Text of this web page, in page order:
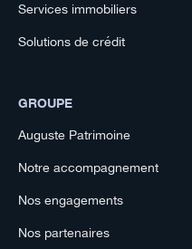
Services immobiliers
Solutions de crédit
GROUPE
Auguste Patrimoine
Notre accompagnement
Nos engagements
Nos partenaires